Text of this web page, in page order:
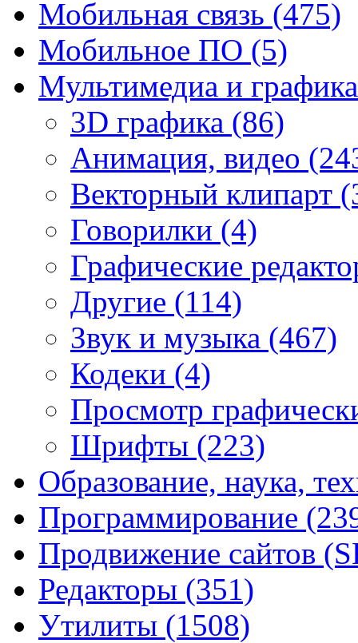
Мобильная связь (475)
Мобильное ПО (5)
Мультимедиа и
3D графика (86)
Анимация, видео
Векторный клипарт
Говорилки (4)
Графические
Другие (114)
Звук и музыка (467)
Кодеки (4)
Просмотр
Шрифты (223)
Образование, наука,
Программирование
Продвижение сайтов
Редакторы (351)
Утилиты (1508)